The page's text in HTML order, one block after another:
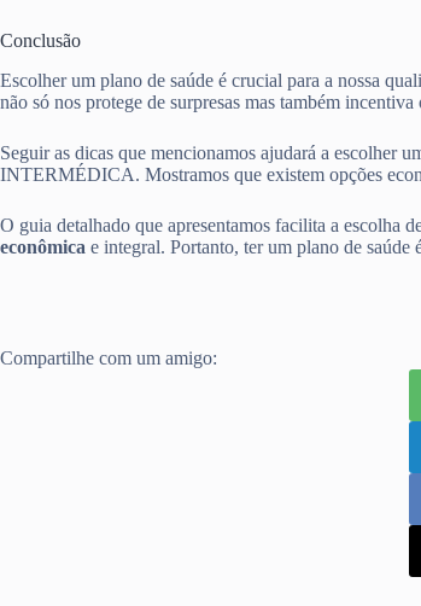
Conclusão
Escolher um plano de saúde é crucial para a nossa
não só nos protege de surpresas mas também
Seguir as dicas que mencionamos ajudará a
INTERMÉDICA. Mostramos que existem opções
O guia detalhado que apresentamos facilita a escolha
econômica e integral. Portanto, ter um plano de
Compartilhe com um amigo: